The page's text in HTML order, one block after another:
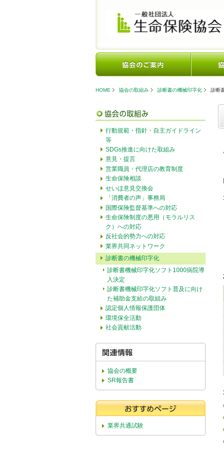
HOME 協会の取組み 診断書の機械印字化 診断
行動規範・指針・自主ガイドライン
等
SDGs推進に向けた取組み
意見・提言
営業職員・代理店の教育制度
生命保険相談
せいほ意見交換会
「消費者の声」事務局
国際保険監督基準への対応
生命保険制度の悪用（モラルリス
ク）への対応
反社会的勢力への対応
業界共同ネットワーク
診断書の機械印字化
診断書機械印字化ソフト1000病院導
入決定
診断書機械印字化ソフト普及に向け
た補助金支給の取組み
認定個人情報保護団体
環境保全活動
社会貢献活動
協会の概要
SR報告書
業界共通試験